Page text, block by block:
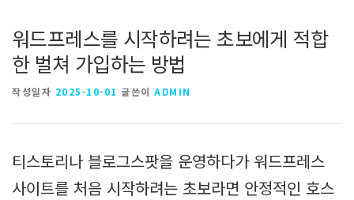
워드프레스를 시작하려는 초보에게 적합
한 벌쳐 가입하는 방법
작성일자 2025-10-01 글쓴이 ADMIN
티스토리나 블로그스팟을 운영하다가 워드프레스
사이트를 처음 시작하려는 초보라면 안정적인 호스